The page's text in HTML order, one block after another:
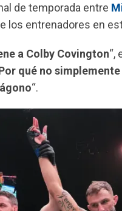
de temporada entre
los entrenadores en
a Colby Covington“,
qué no
“.